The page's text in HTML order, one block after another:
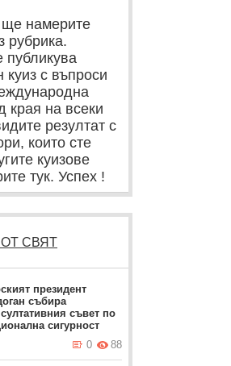
намерите
рубрика.
публикува
куиз с въпроси
края на всеки
резултат с
които сте
куизове
тук. Успех !
СВЯТ
президент
събира
съвет по
сигурност
88
0